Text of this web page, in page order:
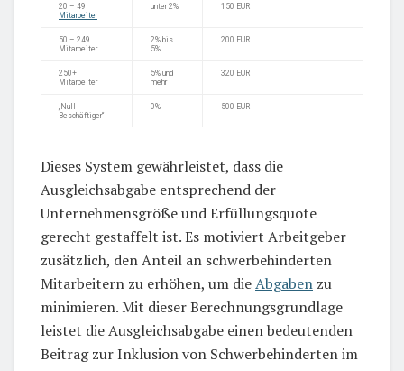
20 – 49
Mitarbeiter
unter 2% 150 EUR
50 – 249
Mitarbeiter
2% bis
5%
200 EUR
250+
Mitarbeiter
5% und
mehr
320 EUR
„Null-
Beschäftiger“
0% 500 EUR
Dieses System gewährleistet, dass die
Ausgleichsabgabe entsprechend der
Unternehmensgröße und Erfüllungsquote
gerecht gestaffelt ist. Es motiviert Arbeitgeber
zusätzlich, den Anteil an schwerbehinderten
Mitarbeitern zu erhöhen, um dieAbgaben zu
minimieren. Mit dieser Berechnungsgrundlage
leistet die Ausgleichsabgabe einen bedeutenden
Beitrag zur Inklusion von Schwerbehinderten im